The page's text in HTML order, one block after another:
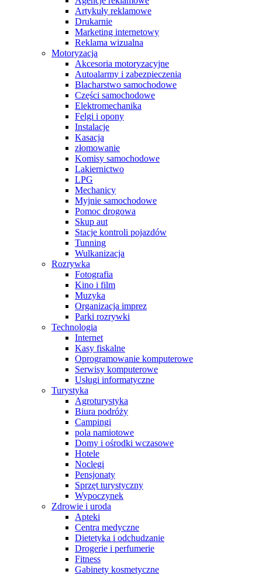
Artykuły reklamowe
Drukarnie
Marketing internetowy
Reklama wizualna
Motoryzacja
Akcesoria motoryzacyjne
Autoalarmy i zabezpieczenia
Blacharstwo samochodowe
Części samochodowe
Elektromechanika
Felgi i opony
Instalacje
Kasacja
złomowanie
Komisy samochodowe
Lakiernictwo
LPG
Mechanicy
Myjnie samochodowe
Pomoc drogowa
Skup aut
Stacje kontroli pojazdów
Tunning
Wulkanizacja
Rozrywka
Fotografia
Kino i film
Muzyka
Organizacja imprez
Parki rozrywki
Technologia
Internet
Kasy fiskalne
Oprogramowanie komputerowe
Serwisy komputerowe
Usługi informatyczne
Turystyka
Agroturystyka
Biura podróży
Campingi
pola namiotowe
Domy i ośrodki wczasowe
Hotele
Noclegi
Pensjonaty
Sprzęt turystyczny
Wypoczynek
Zdrowie i uroda
Apteki
Centra medyczne
Dietetyka i odchudzanie
Drogerie i perfumerie
Fitness
Gabinety kosmetyczne